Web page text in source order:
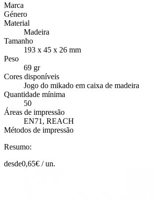
Marca
Género
Material
Madeira
Tamanho
193 x 45 x 26 mm
Peso
69 gr
Cores disponíveis
Jogo do mikado em caixa de madeira
Quantidade mínima
50
Áreas de impressão
EN71, REACH
Métodos de impressão
Resumo:
desde0,65€ /un.